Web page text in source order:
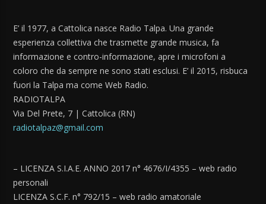
E’ il 1977, a Cattolica nasce Radio Talpa. Una grande
esperienza collettiva che trasmette grande musica, fa
informazione e contro-informazione, apre i microfoni a
coloro che da sempre ne sono stati esclusi. E’ il 2015, risbuca
fuori la Talpa ma come Web Radio.
RADIOTALPA
Via Del Prete, 7 | Cattolica (RN)
radiotalpaz@gmail.com
– LICENZA S.I.A.E. ANNO 2017 n° 4676/I/4355 – web radio
personali
LICENZA S.C.F. n° 792/15 – web radio amatoriale